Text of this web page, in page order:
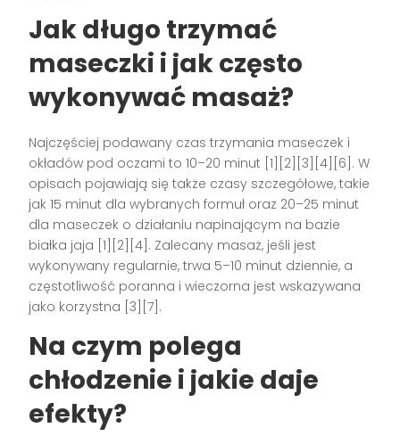
Jak długo trzymać
maseczki i jak często
wykonywać masaż?
Najczęściej podawany czas trzymania maseczek i
okładów pod oczami to 10–20 minut [1][2][3][4][6]. W
opisach pojawiają się także czasy szczegółowe, takie
jak 15 minut dla wybranych formuł oraz 20–25 minut
dla maseczek o działaniu napinającym na bazie
białka jaja [1][2][4]. Zalecany masaż, jeśli jest
wykonywany regularnie, trwa 5–10 minut dziennie, a
częstotliwość poranna i wieczorna jest wskazywana
jako korzystna [3][7].
Na czym polega
chłodzenie i jakie daje
efekty?